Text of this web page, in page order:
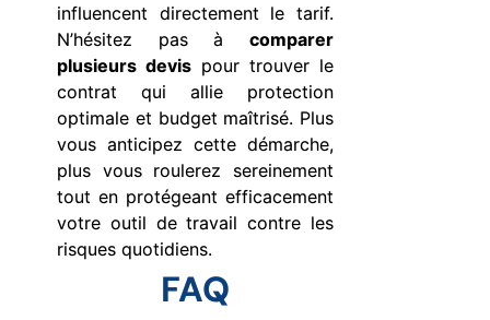
influencent directement le tarif.
N’hésitez pas à comparer
plusieurs devis pour trouver le
contrat qui allie protection
optimale et budget maîtrisé. Plus
vous anticipez cette démarche,
plus vous roulerez sereinement
tout en protégeant efficacement
votre outil de travail contre les
risques quotidiens.
FAQ